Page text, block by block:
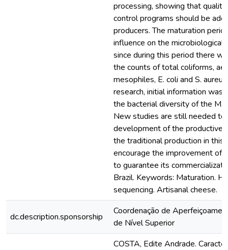
processing, showing that
control programs should be
producers. The maturation
influence on the microbiological
since during this period there
the counts of total coliforms,
mesophiles, E. coli and S.
research, initial information was
the bacterial diversity of the
New studies are still needed to
development of the productive
the traditional production in this
encourage the improvement of
to guarantee its
Brazil. Keywords: Maturation.
sequencing. Artisanal cheese.
dc.description.sponsorship
Coordenação de
de Nível Superior
COSTA, Edite Andrade.